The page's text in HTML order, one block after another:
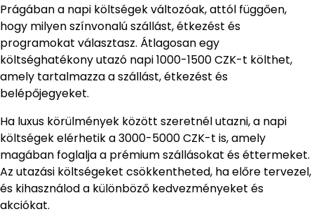
Prágában a napi költségek változóak, attól függően,
hogy milyen színvonalú szállást, étkezést és
programokat választasz. Átlagosan egy
költséghatékony utazó napi 1000-1500 CZK-t költhet,
amely tartalmazza a szállást, étkezést és
belépőjegyeket.
Ha luxus körülmények között szeretnél utazni, a napi
költségek elérhetik a 3000-5000 CZK-t is, amely
magában foglalja a prémium szállásokat és éttermeket.
Az utazási költségeket csökkentheted, ha előre tervezel,
és kihasználod a különböző kedvezményeket és
akciókat.